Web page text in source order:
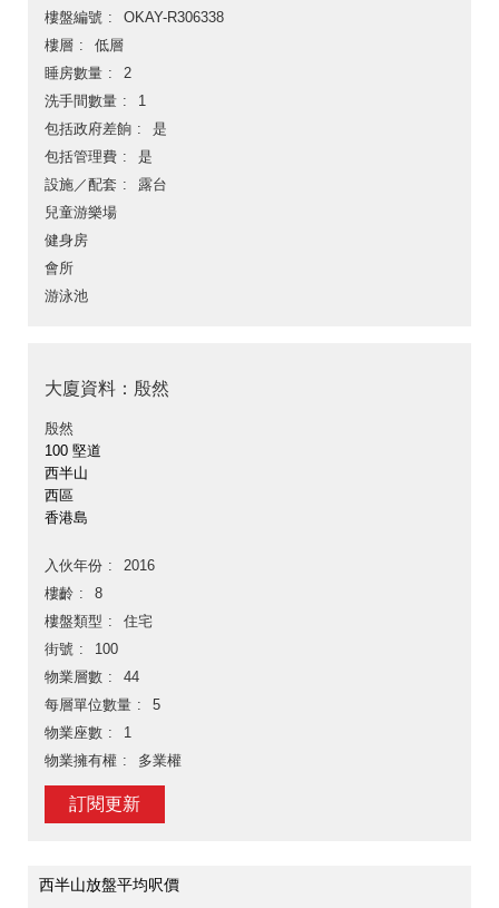
樓盤編號
OKAY-R306338
樓層
低層
睡房數量
2
洗手間數量
1
包括政府差餉
是
包括管理費
是
設施／配套
露台
兒童游樂場
健身房
會所
游泳池
大廈資料：殷然
殷然
100 堅道
西半山
西區
香港島
入伙年份
2016
樓齡
8
樓盤類型
住宅
街號
100
物業層數
44
每層單位數量
5
物業座數
1
物業擁有權
多業權
訂閱更新
西半山放盤平均呎價